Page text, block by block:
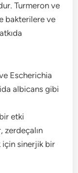
Turmeron ve
bakterilere ve
Escherichia
albicans gibi
etki
zerdeçalın
için sinerjik bir